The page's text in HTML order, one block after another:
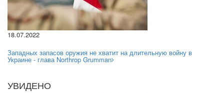
18.07.2022
Западных запасов оружия не хватит на длительную войну в
Украине - глава Northrop Grumman
УВИДЕНО